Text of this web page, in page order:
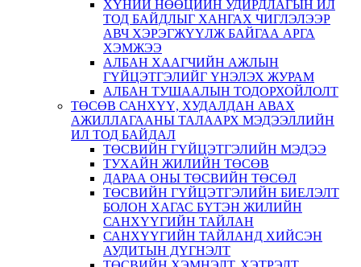
ХҮНИЙ НӨӨЦИЙН УДИРДЛАГЫН ИЛ
ТОД БАЙДЛЫГ ХАНГАХ ЧИГЛЭЛЭЭР
АВЧ ХЭРЭГЖҮҮЛЖ БАЙГАА АРГА
ХЭМЖЭЭ
АЛБАН ХААГЧИЙН АЖЛЫН
ГҮЙЦЭТГЭЛИЙГ ҮНЭЛЭХ ЖУРАМ
АЛБАН ТУШААЛЫН ТОДОРХОЙЛОЛТ
ТӨСӨВ САНХҮҮ, ХУДАЛДАН АВАХ
АЖИЛЛАГААНЫ ТАЛААРХ МЭДЭЭЛЛИЙН
ИЛ ТОД БАЙДАЛ
ТӨСВИЙН ГҮЙЦЭТГЭЛИЙН МЭДЭЭ
ТУХАЙН ЖИЛИЙН ТӨСӨВ
ДАРАА ОНЫ ТӨСВИЙН ТӨСӨЛ
ТӨСВИЙН ГҮЙЦЭТГЭЛИЙН БИЕЛЭЛТ
БОЛОН ХАГАС БҮТЭН ЖИЛИЙН
САНХҮҮГИЙН ТАЙЛАН
САНХҮҮГИЙН ТАЙЛАНД ХИЙСЭН
АУДИТЫН ДҮГНЭЛТ